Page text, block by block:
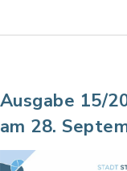
Ausgabe 15/
am 28.